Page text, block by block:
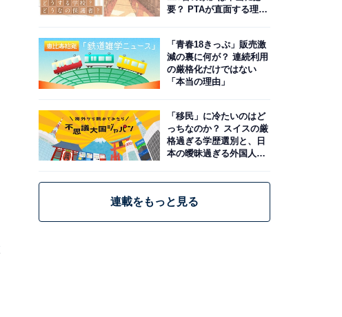
要？ PTAが直面する理想
「青春18きっぷ」販売激
減の裏に何が？ 連続利用
の厳格化だけではない
「本当の理由」
「移民」に冷たいのはど
っちなのか？ スイスの厳
格過ぎる学歴選別と、日
本の曖昧過ぎる外国人政
連載をもっと見る